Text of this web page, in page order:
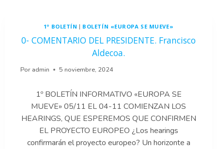
1º BOLETÍN BOLETÍN «EUROPA SE MUEVE»
0- COMENTARIO DEL PRESIDENTE. Francisco
Aldecoa.
Por admin 5 noviembre, 2024
1º BOLETÍN INFORMATIVO «EUROPA SE
MUEVE» 05/11 EL 04-11 COMIENZAN LOS
HEARINGS, QUE ESPEREMOS QUE CONFIRMEN
EL PROYECTO EUROPEO ¿Los hearings
confirmarán el proyecto europeo? Un horizonte a